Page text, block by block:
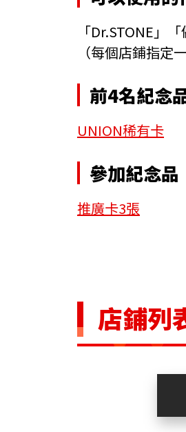
「Dr.STONE」
（每個店鋪指定
前4名紀念
UNION稀有卡
參加紀念品
推廣卡3張
店鋪列